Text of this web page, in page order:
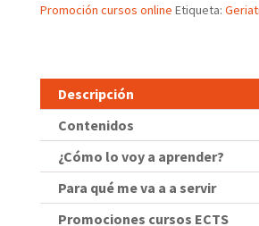
Promoción cursos online Etiqueta:
Descripción
Contenidos
¿Cómo lo voy a aprender?
Para qué me va a a servir
Promociones cursos ECTS